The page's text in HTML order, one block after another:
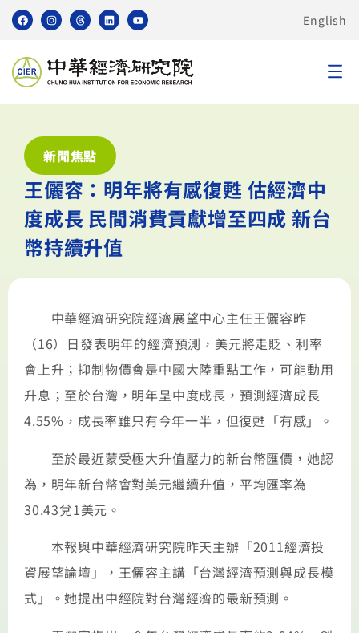
English
新聞焦點
王儷容：明年將有感復甦 估經濟中
度成長 民間消費貢獻增至四成 新台
幣持續升值
中華經濟研究院經濟展望中心主任王儷容昨
（16）日發表明年的經濟預測，美元將走貶、利率
會上升；抑制物價會是中國大陸重點工作，可能動用
升息；至於台灣，明年呈中度成長，預測經濟成長
4.55%，成長率雖只有今年一半，但復甦「有感」。
至於最近蒙受極大升值壓力的新台幣匯價，她認
為，明年新台幣會對美元繼續升值，平均匯率為
30.43兌1美元。
本報與中華經濟研究院昨天主辦「2011經濟投
資展望論壇」，王儷容主講「台灣經濟預測與成長模
式」。她提出中經院對台灣經濟的最新預測。